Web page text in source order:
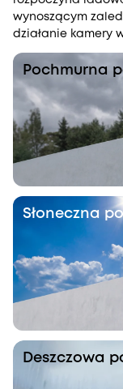
wynoszącym
działanie kamery
Pochmurna
Słoneczna
Deszczowa